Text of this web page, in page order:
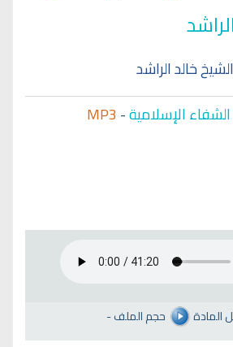
خالد الراشد
الإسلامية-
MP3
- المادة حجم الملف